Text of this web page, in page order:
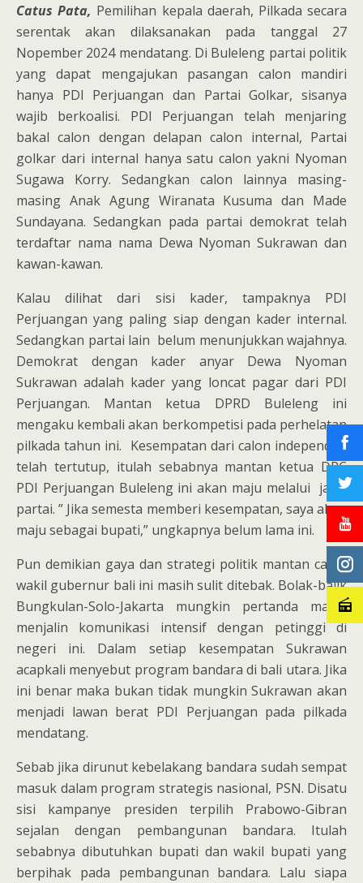
Catus Pata, Pemilihan kepala daerah, Pilkada secara
serentak akan dilaksanakan pada tanggal 27
Nopember 2024 mendatang. Di Buleleng partai politik
yang dapat mengajukan pasangan calon mandiri
hanya PDI Perjuangan dan Partai Golkar, sisanya
wajib berkoalisi. PDI Perjuangan telah menjaring
bakal calon dengan delapan calon internal, Partai
golkar dari internal hanya satu calon yakni Nyoman
Sugawa Korry. Sedangkan calon lainnya masing-
masing Anak Agung Wiranata Kusuma dan Made
Sundayana. Sedangkan pada partai demokrat telah
terdaftar nama nama Dewa Nyoman Sukrawan dan
kawan-kawan.
Kalau dilihat dari sisi kader, tampaknya PDI
Perjuangan yang paling siap dengan kader internal.
Sedangkan partai lain belum menunjukkan wajahnya.
Demokrat dengan kader anyar Dewa Nyoman
Sukrawan adalah kader yang loncat pagar dari PDI
Perjuangan. Mantan ketua DPRD Buleleng ini
mengaku kembali akan berkompetisi pada perhelatan
pilkada tahun ini. Kesempatan dari calon independen
telah tertutup, itulah sebabnya mantan ketua DPC
PDI Perjuangan Buleleng ini akan maju melalui jalur
partai. ” Jika semesta memberi kesempatan, saya akan
maju sebagai bupati,” ungkapnya belum lama ini.
Pun demikian gaya dan strategi politik mantan calon
wakil gubernur bali ini masih sulit ditebak. Bolak-balik
Bungkulan-Solo-Jakarta mungkin pertanda masih
menjalin komunikasi intensif dengan petinggi di
negeri ini. Dalam setiap kesempatan Sukrawan
acapkali menyebut program bandara di bali utara. Jika
ini benar maka bukan tidak mungkin Sukrawan akan
menjadi lawan berat PDI Perjuangan pada pilkada
mendatang.
Sebab jika dirunut kebelakang bandara sudah sempat
masuk dalam program strategis nasional, PSN. Disatu
sisi kampanye presiden terpilih Prabowo-Gibran
sejalan dengan pembangunan bandara. Itulah
sebabnya dibutuhkan bupati dan wakil bupati yang
berpihak pada pembangunan bandara. Lalu siapa